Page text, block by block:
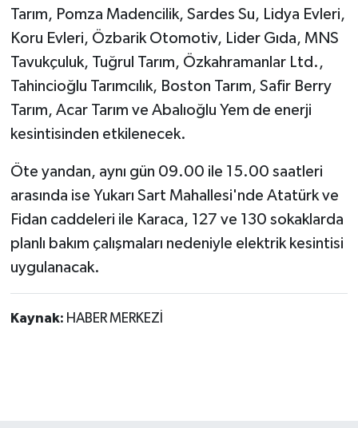
Tarım, Pomza Madencilik, Sardes Su, Lidya Evleri,
Koru Evleri, Özbarik Otomotiv, Lider Gıda, MNS
Tavukçuluk, Tuğrul Tarım, Özkahramanlar Ltd.,
Tahincioğlu Tarımcılık, Boston Tarım, Safir Berry
Tarım, Acar Tarım ve Abalıoğlu Yem de enerji
kesintisinden etkilenecek.
Öte yandan, aynı gün 09.00 ile 15.00 saatleri
arasında ise Yukarı Sart Mahallesi'nde Atatürk ve
Fidan caddeleri ile Karaca, 127 ve 130 sokaklarda
planlı bakım çalışmaları nedeniyle elektrik kesintisi
uygulanacak.
Kaynak: HABER MERKEZİ